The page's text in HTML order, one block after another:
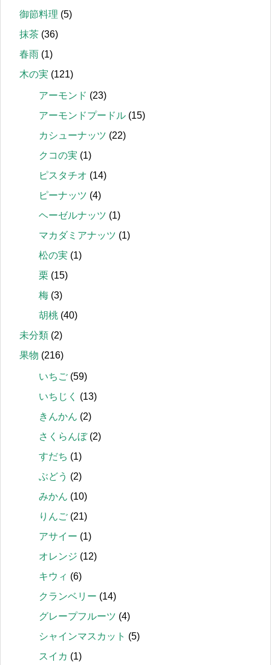
御節料理 (5)
抹茶 (36)
春雨 (1)
木の実 (121)
アーモンド (23)
アーモンドプードル (15)
カシューナッツ (22)
クコの実 (1)
ピスタチオ (14)
ピーナッツ (4)
ヘーゼルナッツ (1)
マカダミアナッツ (1)
松の実 (1)
栗 (15)
梅 (3)
胡桃 (40)
未分類 (2)
果物 (216)
いちご (59)
いちじく
(13)
きんかん (2)
さくらんぼ(2)
すだち (1)
ぶどう (2)
みかん (10)
りんご (21)
アサイー (1)
オレンジ (12)
キウィ (6)
クランベリー (14)
グレープフルーツ (4)
シャインマスカット (5)
スイカ (1)